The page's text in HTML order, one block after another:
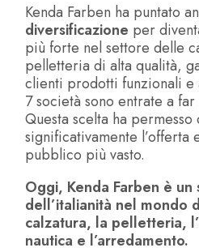
Kenda Farben ha puntato
diversificazione per
più forte nel settore delle
pelletteria di alta qualità,
clienti prodotti funzionali
7 società sono entrate a
Questa scelta ha
significativamente l’offerta
pubblico più vasto.
Oggi, Kenda Farben è un
dell’italianità nel mondo
calzatura, la pelletteria,
nautica e l’arredamento.